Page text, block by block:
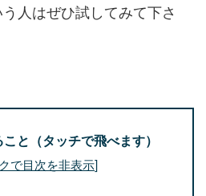
人はぜひ試してみて下さ
と（タッチで飛べます）
で目次を非表示]